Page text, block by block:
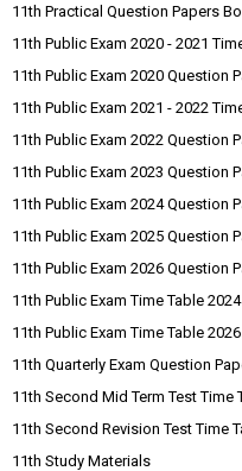
11th Practical Question Papers
11th Public Exam 2020 - 2021
11th Public Exam 2020 Question
11th Public Exam 2021 - 2022
11th Public Exam 2022 Question
11th Public Exam 2023 Question
11th Public Exam 2024 Question
11th Public Exam 2025 Question
11th Public Exam 2026 Question
11th Public Exam Time Table 2024
11th Public Exam Time Table 2026
11th Quarterly Exam Question
11th Second Mid Term Test Time
11th Second Revision Test Time
11th Study Materials